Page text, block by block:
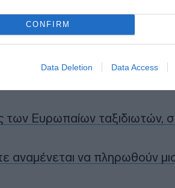
CONFIRM
Data Deletion Data Access
ως προτεινόμενη
των Ευρωπαίων ταξιδιωτών,
αναμένεται να πληρωθούν